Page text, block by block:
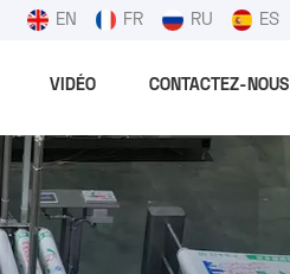
EN FR RU ES
VIDÉO CONTACTEZ-NOUS